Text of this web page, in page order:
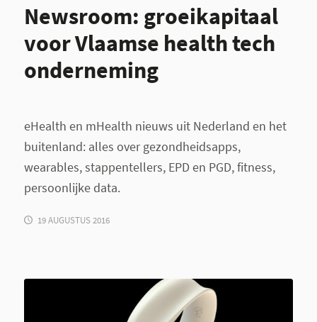
Newsroom: groeikapitaal
voor Vlaamse health tech
onderneming
eHealth en mHealth nieuws uit Nederland en het
buitenland: alles over gezondheidsapps,
wearables, stappentellers, EPD en PGD, fitness,
persoonlijke data.
19 AUGUSTUS 2016